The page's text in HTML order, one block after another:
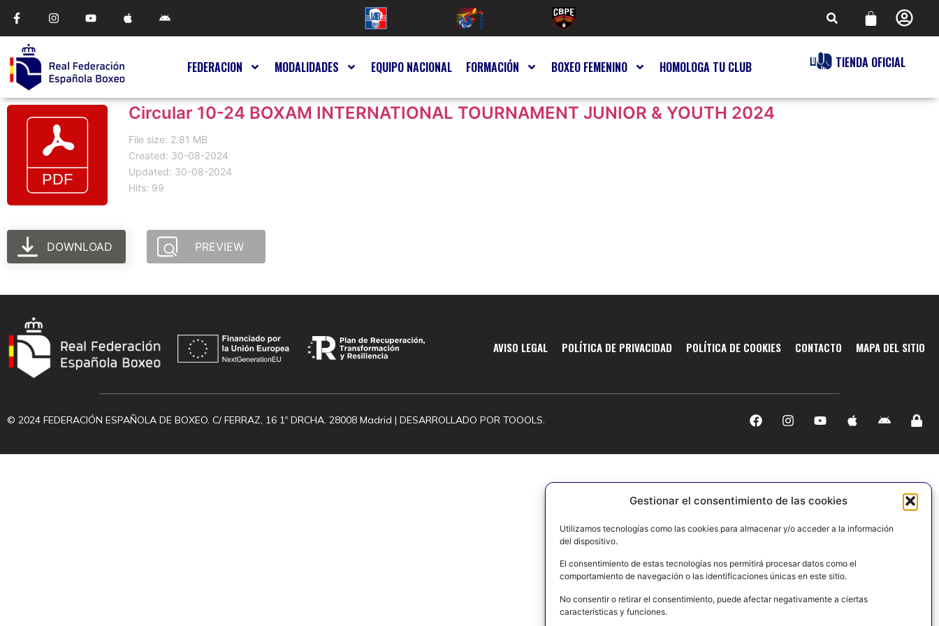
Gestionar el consentimiento de las cookies
Utilizamos tecnologías como las cookies para almacenar y/o acceder a la información
del dispositivo.
El consentimiento de estas tecnologías nos permitirá procesar datos como el
comportamiento de navegación o las identificaciones únicas en este sitio.
No consentir o retirar el consentimiento, puede afectar negativamente a ciertas
características y funciones.
FEDERACION MODALIDADES EQUIPO NACIONAL FORMACIÓN BOXEO FEMENINO HOMOLOGA TU CLUB TIENDA OFICIAL
Circular 10-24 BOXAM INTERNATIONAL TOURNAMENT JUNIOR & YOUTH 2024
File size: 2.81 MB
Created: 30-08-2024
Updated: 30-08-2024
Hits: 99
DOWNLOAD PREVIEW
AVISO LEGAL POLÍTICA DE PRIVACIDAD POLÍTICA DE COOKIES CONTACTO MAPA DEL SITIO
© 2024 FEDERACIÓN ESPAÑOLA DE BOXEO. C/ FERRAZ, 16 1º DRCHA. 28008 Madrid | DESARROLLADO POR TOOOLS.